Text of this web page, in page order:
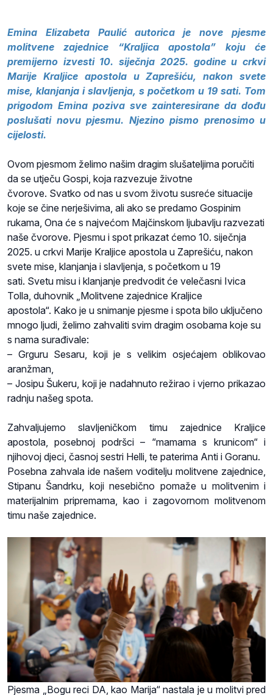
Emina Elizabeta Paulić autorica je nove pjesme
molitvene zajednice “Kraljica apostola” koju će
premijerno izvesti 10. siječnja 2025. godine u crkvi
Marije Kraljice apostola u Zaprešiću, nakon svete
mise, klanjanja i slavljenja, s početkom u 19 sati. Tom
prigodom Emina poziva sve zainteresirane da dođu
poslušati novu pjesmu. Njezino pismo prenosimo u
cijelosti.
Ovom pjesmom želimo našim dragim slušateljima poručiti
da se utječu Gospi, koja razvezuje životne
čvorove. Svatko od nas u svom životu susreće situacije
koje se čine nerješivima, ali ako se predamo Gospinim
rukama, Ona će s najvećom Majčinskom ljubavlju razvezati
naše čvorove. Pjesmu i spot prikazat ćemo 10. siječnja
2025. u crkvi Marije Kraljice apostola u Zaprešiću, nakon
svete mise, klanjanja i slavljenja, s početkom u 19
sati. Svetu misu i klanjanje predvodit će velečasni Ivica
Tolla, duhovnik „Molitvene zajednice Kraljice
apostola“. Kako je u snimanje pjesme i spota bilo uključeno
mnogo ljudi, želimo zahvaliti svim dragim osobama koje su
s nama surađivale:
– Grguru Sesaru, koji je s velikim osjećajem oblikovao
aranžman,
– Josipu Šukeru, koji je nadahnuto režirao i vjerno prikazao
radnju našeg spota.
Zahvaljujemo slavljeničkom timu zajednice Kraljice
apostola, posebnoj podršci – “mamama s krunicom“ i
njihovoj djeci, časnoj sestri Helli, te paterima Anti i Goranu.
Posebna zahvala ide našem voditelju molitvene zajednice,
Stipanu Šandrku, koji nesebično pomaže u molitvenim i
materijalnim pripremama, kao i zagovornom molitvenom
timu naše zajednice.
Pjesma „Bogu reci DA, kao Marija“ nastala je u molitvi pred